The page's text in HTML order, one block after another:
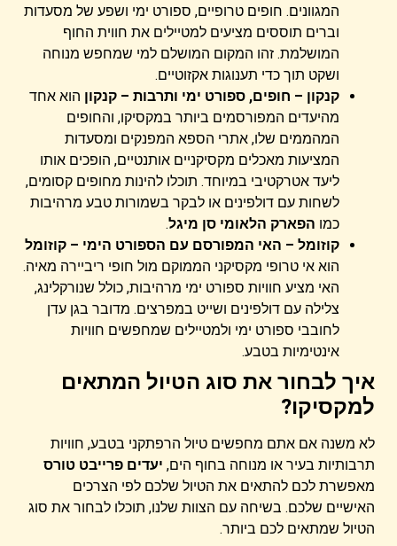
המגוונים. חופים טרופיים, ספורט ימי ושפע של מסעדות
וברים תוססים מציעים למטיילים את חווית החוף
המושלמת. זהו המקום המושלם למי שמחפש מנוחה
ושקט תוך כדי תענוגות אקזוטיים.
קנקון – חופים, ספורט ימי ותרבות – קנקון הוא אחד
מהיעדים המפורסמים ביותר במקסיקו, והחופים
המהממים שלו, אתרי הספא המפנקים ומסעדות
המציעות מאכלים מקסיקניים אותנטיים, הופכים אותו
ליעד אטרקטיבי במיוחד. תוכלו להינות מחופים קסומים,
לשחות עם דולפינים או לבקר בשמורות טבע מרהיבות
כמו הפארק הלאומי סן מיגל.
קוזומל – האי המפורסם עם הספורט הימי – קוזומל
הוא אי טרופי מקסיקני הממוקם מול חופי ריביירה מאיה.
האי מציע חוויות ספורט ימי מרהיבות, כולל שנורקלינג,
צלילה עם דולפינים ושייט במפרצים. מדובר בגן עדן
לחובבי ספורט ימי ולמטיילים שמחפשים חוויות
אינטימיות בטבע.
איך לבחור את סוג הטיול המתאים
למקסיקו?
לא משנה אם אתם מחפשים טיול הרפתקני בטבע, חוויות
תרבותיות בעיר או מנוחה בחוף הים, יעדים פרייבט טורס
מאפשרת לכם להתאים את הטיול שלכם לפי הצרכים
האישיים שלכם. בשיחה עם הצוות שלנו, תוכלו לבחור את סוג
הטיול שמתאים לכם ביותר.